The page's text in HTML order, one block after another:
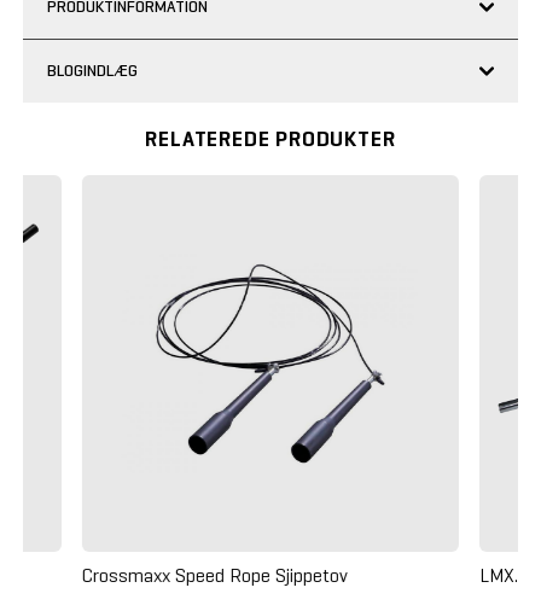
PRODUKTINFORMATION
BLOGINDLÆG
RELATEREDE PRODUKTER
Crossmaxx Speed Rope Sjippetov
LMX.